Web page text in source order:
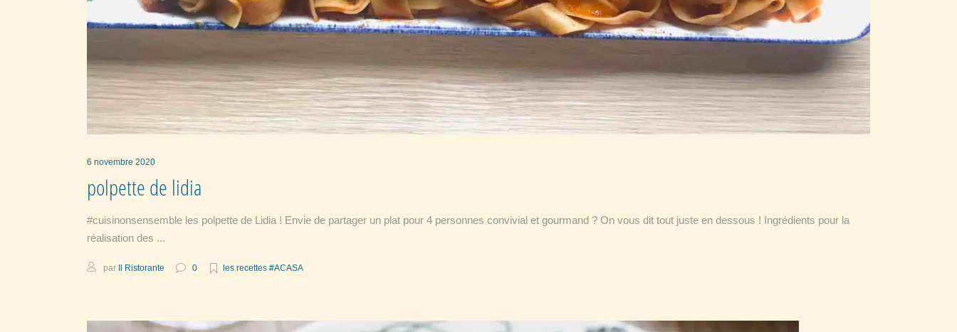
6 novembre 2020
polpette de lidia
#cuisinonsensemble les polpette de Lidia ! Envie de partager un plat pour 4 personnes convivial et gourmand ? On vous dit tout juste en dessous ! Ingrédients pour la
réalisation des
par Il Ristorante 0 les recettes #ACASA